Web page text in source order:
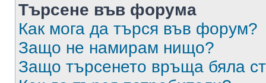
Търсене във форума
Как мога да търся във форум?
Защо не намирам нищо?
Защо търсенето връща бяла